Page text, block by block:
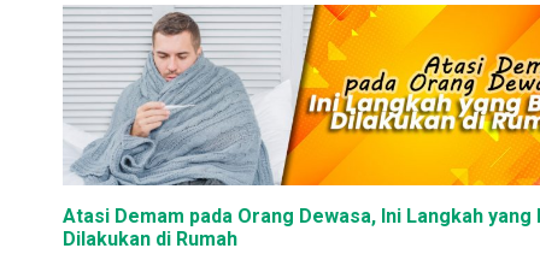
Atasi Demam pada Orang Dewasa, Ini Langkah yang
Dilakukan di Rumah